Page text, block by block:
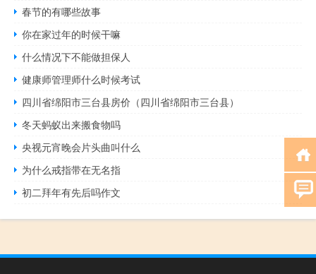
春节的有哪些故事
你在家过年的时候干嘛
什么情况下不能做担保人
健康师管理师什么时候考试
四川省绵阳市三台县房价（四川省绵阳市三台县）
冬天蚂蚁出来搬食物吗
央视元宵晚会片头曲叫什么
为什么戒指带在无名指
初二拜年有先后吗作文